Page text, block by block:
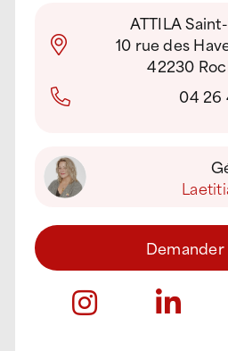
ATTILA
10 rue des
42230
04 26